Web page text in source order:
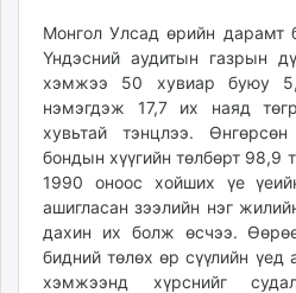
itoim.mn
tumen.mn
shuum.mn
times.mn
tvmongolia.mn
mass.mn
unegui.mn
assa.mn
toim.mn
Монгол Улсад өрийн дарамт
Үндэсний аудитын газрын
хэмжээ 50 хувиар буюу
нэмэгдэж 17,7 их наяд
хувьтай тэнцлээ.
бондын хүүгийн төлбөрт 98,9
1990 оноос хойших үе
ашигласан зээлийн нэг
дахин их болж өсчээ.
бидний төлөх өр сүүлийн үед
хэмжээнд хүрснийг